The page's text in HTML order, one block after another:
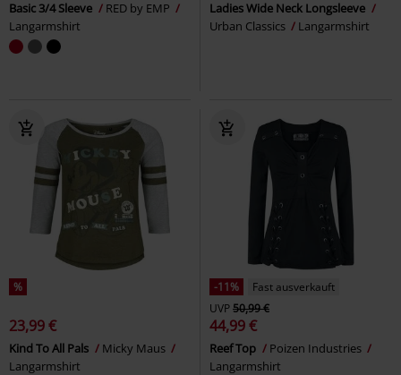
Basic 3/4 Sleeve
RED by EMP
Langarmshirt
Ladies Wide Neck Longsleeve
Urban Classics
Langarmshirt
%
23,99 €
Kind To All Pals
Micky Maus
Langarmshirt
-11%
Fast ausverkauft
UVP50,99 €
44,99 €
Reef Top
Poizen Industries
Langarmshirt